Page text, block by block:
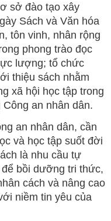
sở đào tạo xây
Sách và Văn hóa
tôn vinh, nhân rộng
phong trào đọc
lượng; tổ chức
thiệu sách nhằm
xã hội học tập trong
an nhân dân.
an nhân dân, cần
và học tập suốt đời
là nhu cầu tự
bồi dưỡng tri thức,
cách và nâng cao
niềm tin yêu của